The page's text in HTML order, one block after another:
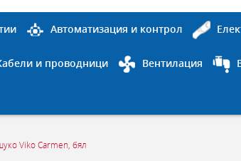
Автоматизация и контрол
и проводници Вентилация
Viko Carmen, бял